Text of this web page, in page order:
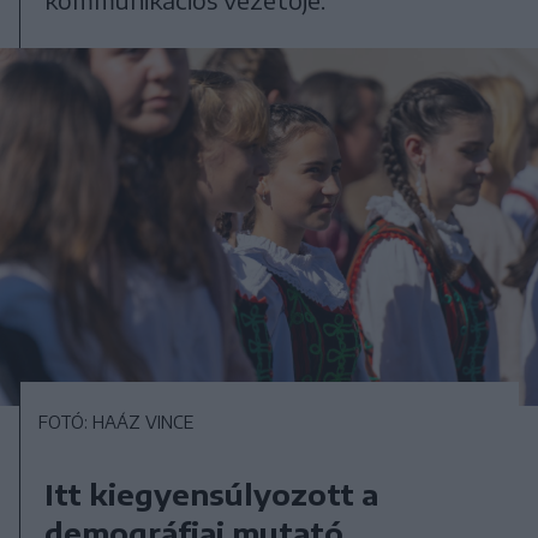
FOTÓ: HAÁZ VINCE
Itt kiegyensúlyozott a